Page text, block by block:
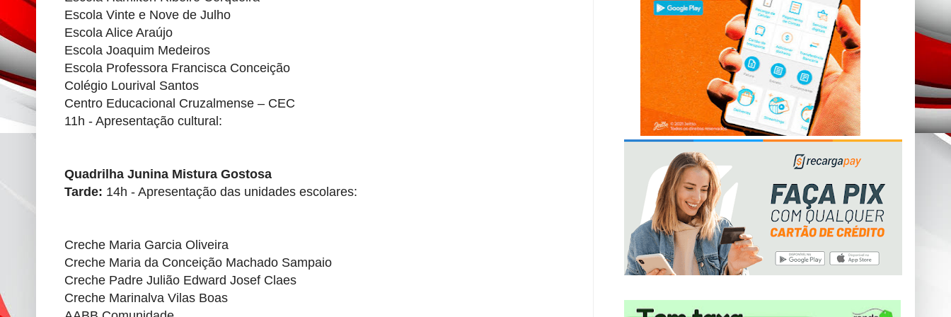
Escola Vinte e Nove de Julho
Escola Alice Araújo
Escola Joaquim Medeiros
Escola Professora Francisca Conceição
Colégio Lourival Santos
Centro Educacional Cruzalmense – CEC
11h - Apresentação cultural:
Quadrilha Junina Mistura Gostosa
Tarde: 14h - Apresentação das unidades escolares:
Creche Maria Garcia Oliveira
Creche Maria da Conceição Machado Sampaio
Creche Padre Julião Edward Josef Claes
Creche Marinalva Vilas Boas